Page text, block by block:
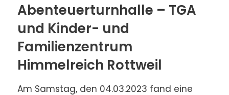
Abenteuerturnhalle – TGA
und Kinder- und
Familienzentrum
Himmelreich Rottweil
Am Samstag, den 04.03.2023 fand eine